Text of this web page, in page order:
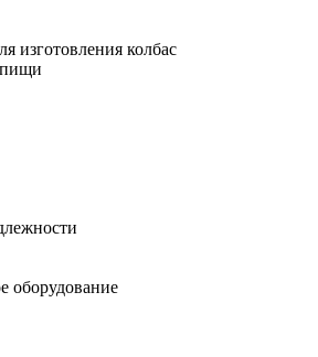
изготовления колбас
оборудование